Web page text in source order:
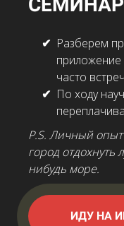
Разберем
часто
По ходу
P.S. Личный опыт
город отдохнуть
нибудь море.
ИДУ НА